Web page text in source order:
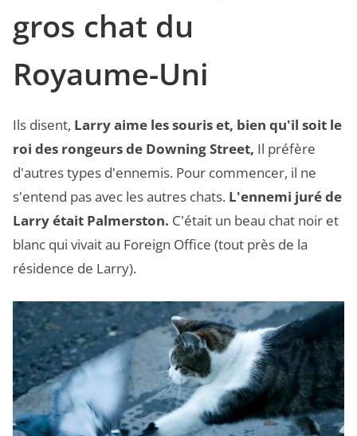
gros chat du
Royaume-Uni
Ils disent, Larry aime les souris et, bien qu'il soit le
roi des rongeurs de Downing Street, Il préfère
d'autres types d'ennemis. Pour commencer, il ne
s'entend pas avec les autres chats. L'ennemi juré de
Larry était Palmerston. C'était un beau chat noir et
blanc qui vivait au Foreign Office (tout près de la
résidence de Larry).